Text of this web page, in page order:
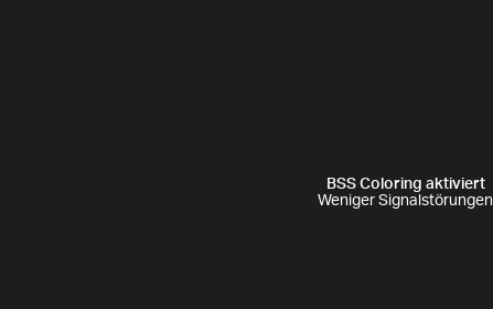
BSS Coloring aktiviert
Weniger Signalstörungen